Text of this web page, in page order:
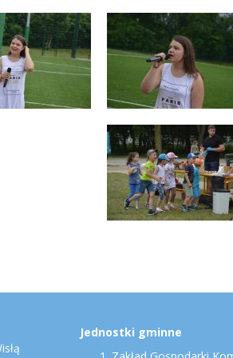
Jednostki gminne